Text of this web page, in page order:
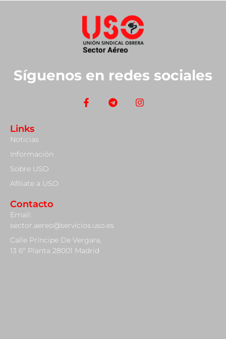
Síguenos en redes sociales
Links
Noticias
Información
Sobre USO
Afiliate a USO
Contacto
Email:
sector.aereo@servicios.uso.es
Calle Príncipe De Vergara,
13 6º Planta 28001 Madrid